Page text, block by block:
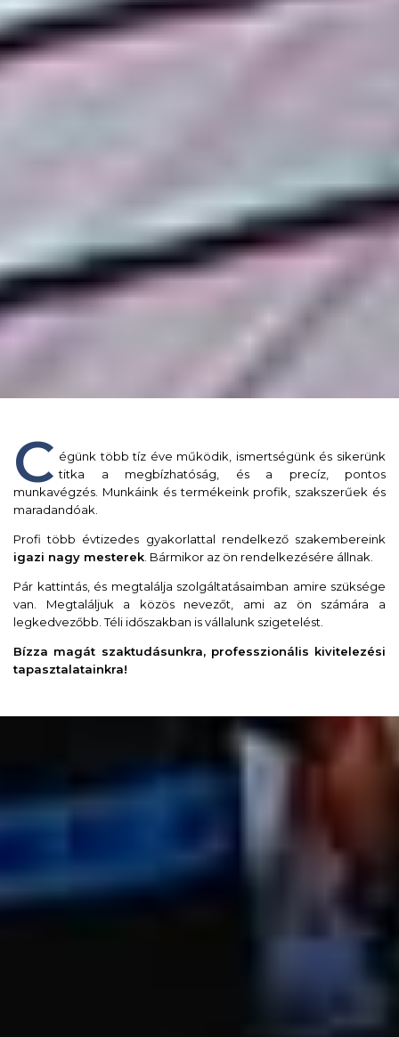
C égünk több tíz éve működik, ismertségünk és sikerünk
titka a megbízhatóság, és a precíz, pontos
munkavégzés. Munkáink és termékeink profik, szakszerűek és
maradandóak.
Profi több évtizedes gyakorlattal rendelkező szakembereink
igazi nagy mesterek . Bármikor az ön rendelkezésére állnak.
Pár kattintás, és megtalálja szolgáltatásaimban amire szüksége
van. Megtaláljuk a közös nevezőt, ami az ön számára a
legkedvezőbb. Téli időszakban is vállalunk szigetelést.
Bízza magát szaktudásunkra, professzionális kivitelezési
tapasztalatainkra!